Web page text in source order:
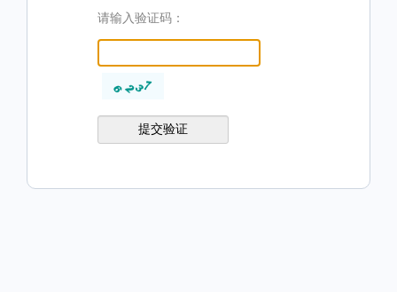
请输入验证码：